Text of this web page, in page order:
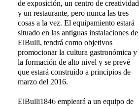
de exposición, un centro de creatividad
y un restaurante, pero nunca las tres
cosas a la vez. El equipamiento estará
situado en las antiguas instalaciones de
ElBulli, tendrá como objetivos
promocionar la cultura gastronómica y
la formación de alto nivel y se prevé
que estará construido a principios de
marzo del 2016.
ElBulli1846 empleará a un equipo de